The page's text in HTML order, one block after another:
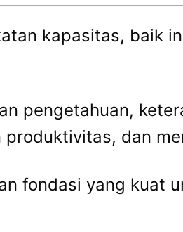
kapasitas, baik
pengetahuan,
dan
fondasi yang kuat